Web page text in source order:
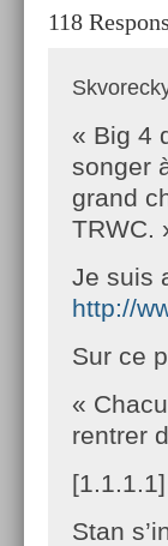
118
« Big 4
songer
grand
TRWC.
Je suis
http://
Sur ce
«
rentrer
Stan